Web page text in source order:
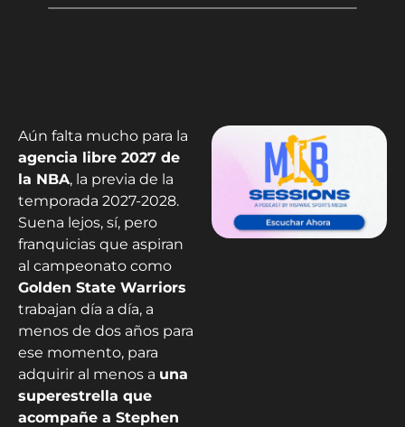
Aún falta mucho para la
agencia libre 2027 de
la NBA, la previa de la
temporada 2027-2028.
Suena lejos, sí, pero
franquicias que aspiran
al campeonato como
Golden State Warriors
trabajan día a día, a
menos de dos años para
ese momento, para
adquirir al menos a una
superestrella que
acompañe a Stephen